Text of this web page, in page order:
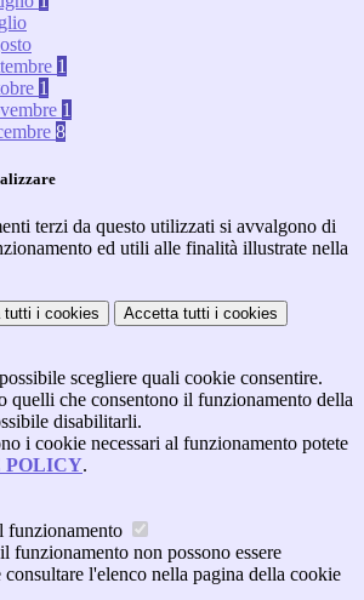
1
1
1
8
terzi da questo utilizzati si avvalgono di
ed utili alle finalità illustrate nella
tutti i cookies Accetta tutti i cookies
scegliere quali cookie consentire.
quelli che consentono il funzionamento della
disabilitarli.
i cookie necessari al funzionamento potete
POLICY.
funzionamento
funzionamento non possono essere
l'elenco nella pagina della cookie